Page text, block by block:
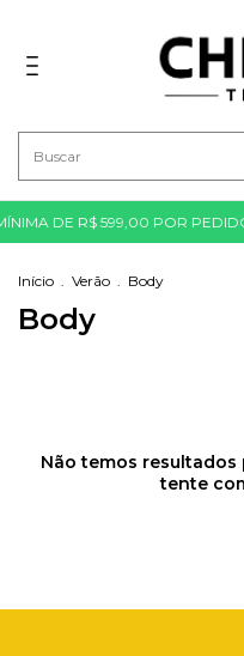
DE R$ 599,00 POR
Início . Verão . Body
Body
Não temos resultados
tente